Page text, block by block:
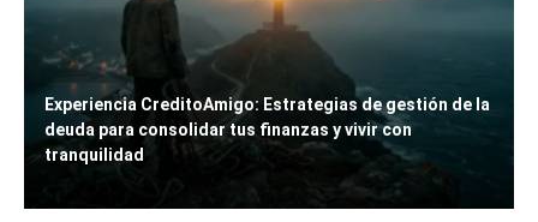
Experiencia CreditoAmigo: Estrategias de gestión de la
deuda para consolidar tus finanzas y vivir con
tranquilidad